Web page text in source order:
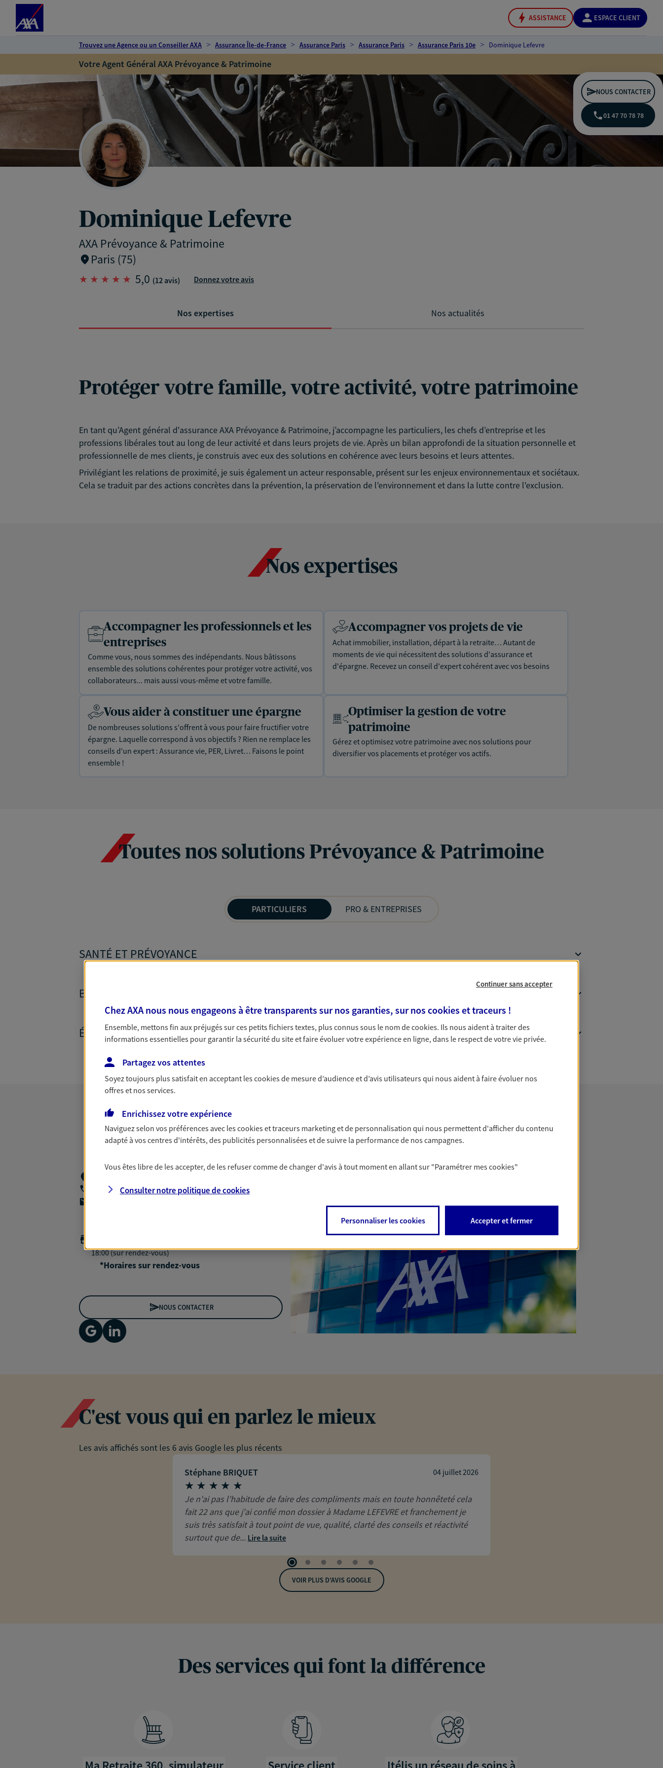
ASSISTANCE ESPACE CLIENT
Trouvez une Agence ou un Conseiller AXA Assurance Île-de-France Assurance Paris Assurance Paris Assurance Paris 10e Dominique Lefevre
Votre Agent Général AXA Prévoyance & Patrimoine
Dominique Lefevre
AXA Prévoyance & Patrimoine
Paris (75)
5,0 (12 avis) Donnez votre avis
NOUS CONTACTER
01 47 70 78 78
Nos expertises Nos actualités
Protéger votre famille, votre activité, votre patrimoine
En tant qu’Agent général d'assurance AXA Prévoyance & Patrimoine, j’accompagne les particuliers, les chefs d’entreprise et les
professions libérales tout au long de leur activité et dans leurs projets de vie. Après un bilan approfondi de la situation personnelle et
professionnelle de mes clients, je construis avec eux des solutions en cohérence avec leurs besoins et leurs attentes.
Privilégiant les relations de proximité, je suis également un acteur responsable, présent sur les enjeux environnementaux et sociétaux.
Cela se traduit par des actions concrètes dans la prévention, la préservation de l'environnement et dans la lutte contre l'exclusion.
Nos expertises
Accompagner les professionnels et les
entreprises
Comme vous, nous sommes des indépendants. Nous bâtissons
ensemble des solutions cohérentes pour protéger votre activité, vos
collaborateurs... mais aussi vous-même et votre famille.
Accompagner vos projets de vie
Achat immobilier, installation, départ à la retraite… Autant de
moments de vie qui nécessitent des solutions d'assurance et
d'épargne. Recevez un conseil d'expert cohérent avec vos besoins
Vous aider à constituer une épargne
De nombreuses solutions s'offrent à vous pour faire fructifier votre
épargne. Laquelle correspond à vos objectifs ? Rien ne remplace les
conseils d'un expert : Assurance vie, PER, Livret… Faisons le point
ensemble !
Optimiser la gestion de votre
patrimoine
Gérez et optimisez votre patrimoine avec nos solutions pour
diversifier vos placements et protéger vos actifs.
Toutes nos solutions Prévoyance & Patrimoine
PARTICULIERS PRO & ENTREPRISES
SANTÉ ET PRÉVOYANCE
BANQUE ET CRÉDITS
ÉPARGNE ET RETRAITE
Nous rencontrer
01 47 70 78 78
18:00 (sur rendez-vous)
*Horaires sur rendez-vous
NOUS CONTACTER
C'est vous qui en parlez le mieux
Les avis affichés sont les 6 avis Google les plus récents
Stéphane BRIQUET 04 juillet 2026
Je n'ai pas l'habitude de faire des compliments mais en toute honnêteté cela
fait 22 ans que j'ai confié mon dossier à Madame LEFEVRE et franchement je
suis très satisfait à tout point de vue, qualité, clarté des conseils et réactivité
surtout que de... Lire la suite
VOIR PLUS D'AVIS GOOGLE
Des services qui font la différence
Continuer sans accepter
Chez AXA nous nous engageons à être transparents sur nos garanties, sur nos cookies et traceurs !
Ensemble, mettons fin aux préjugés sur ces petits fichiers textes, plus connus sous le nom decookies. Ils nous aident à traiter des
informations essentielles pour garantir la sécurité du site et faire évoluer votre expérience en ligne, dans le respect de votre vie privée.
Partagez vos attentes
Soyez toujours plus satisfait en acceptant lescookiesde mesure d’audience et d’avis utilisateurs qui nous aident à faire évoluer nos
offres et nos services.
Enrichissez votre expérience
Naviguez selon vos préférences avec lescookies et traceurs marketing et de personnalisation qui nous permettent d'afficher du contenu
adapté à vos centres d'intérêts, des publicités personnalisées et de suivre la performance de nos campagnes.
Vous êtes libre de les accepter, de les refuser comme de changer d'avis à tout moment en allant sur "Paramétrer mescookies"
Consulter notre politique decookies
Personnaliser les cookies Accepter et fermer